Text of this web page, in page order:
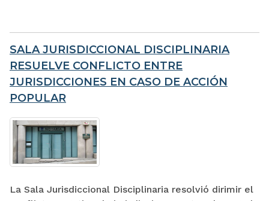
SALA JURISDICCIONAL DISCIPLINARIA
RESUELVE CONFLICTO ENTRE
JURISDICCIONES EN CASO DE ACCIÓN
POPULAR
La Sala Jurisdiccional Disciplinaria resolvió dirimir el